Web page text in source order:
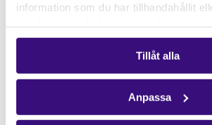
information som du har tillhandahållit
Tillåt alla
Anpassa
Foto: ILRIG